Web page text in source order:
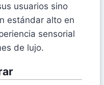
usuarios sino
estándar alto en
sensorial
de lujo.